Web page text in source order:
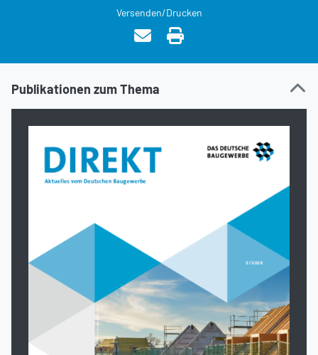
Versenden/Drucken
Publikationen zum Thema